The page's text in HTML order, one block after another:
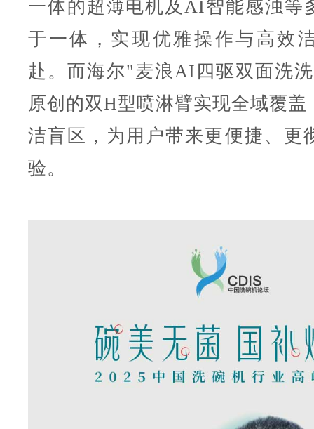
一体的超薄电机及AI智能感浊等
于一体，实现优雅操作与高效
赴。而海尔"麦浪AI四驱双面洗
原创的双H型喷淋臂实现全域覆盖
洁盲区，为用户带来更便捷、更
验。